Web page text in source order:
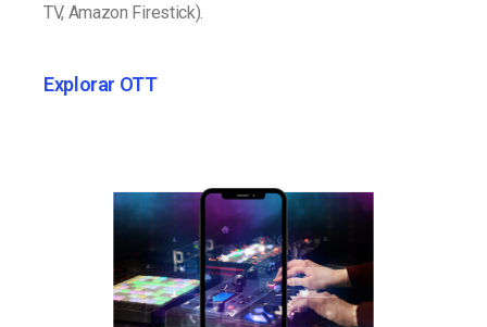
TV, Amazon Firestick).
Explorar OTT